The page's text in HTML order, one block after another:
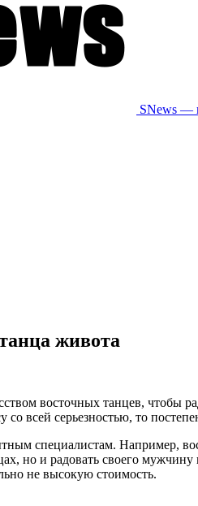
SNews —
живота
восточных танцев, чтобы
со всей серьезностью, то
специалистам. Например,
но и радовать своего
не высокую стоимость.